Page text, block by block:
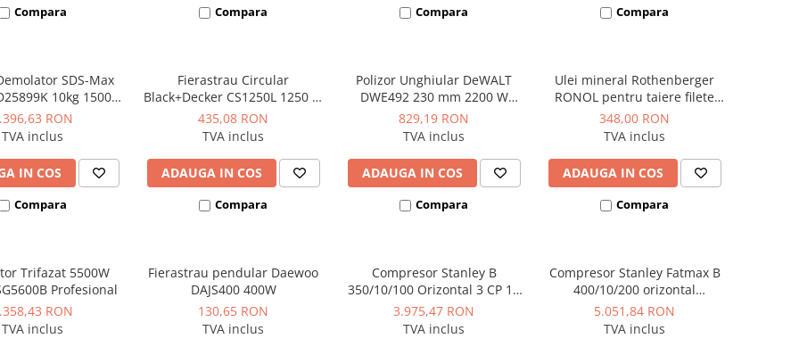
Compara Compara Compara Compara
SDS-Max
10kg 1500W
17.9JRON
TVA inclus
IN COS
Compara
Fierastrau Circular
Black+Decker CS1250L 1250 W
190 mm 66 mm
435,08 RON
TVA inclus
ADAUGA IN COS
Compara
Polizor Unghiular DeWALT
DWE492 230 mm 2200 W
6.500 rpm
829,19 RON
TVA inclus
ADAUGA IN COS
Compara
Ulei mineral Rothenberger
RONOL pentru taiere filete
bidon 5 litri
348,00 RON
TVA inclus
ADAUGA IN COS
Compara
Trifazat 5500W
Profesional
RON
TVA inclus
Fierastrau pendular Daewoo
DAJS400 400W
130,65 RON
TVA inclus
Compresor Stanley B
350/10/100 Orizontal 3 CP 10
bar 330 L/min
3.975,47 RON
TVA inclus
Compresor Stanley Fatmax B
400/10/200 orizontal
profesional 3CP 10Bar
390L/min
5.051,84 RON
TVA inclus